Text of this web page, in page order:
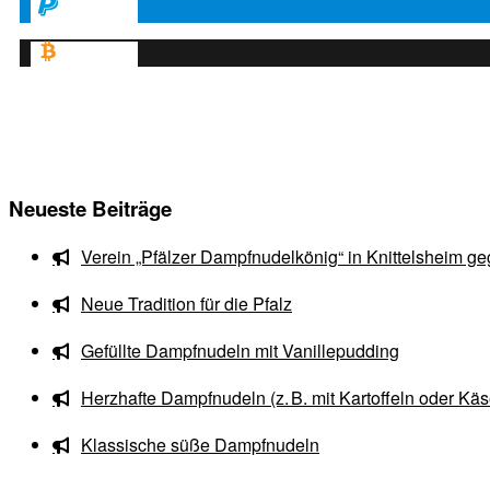
Neueste Beiträge
Verein „Pfälzer Dampfnudelkönig“ in Knittelsheim
Neue Tradition für die Pfalz
Gefüllte Dampfnudeln mit Vanillepudding
Herzhafte Dampfnudeln (z. B. mit Kartoffeln oder
Klassische süße Dampfnudeln